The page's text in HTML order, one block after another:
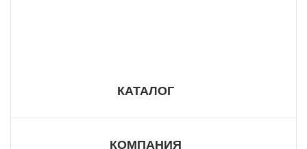
КАТАЛОГ
КОМПАНИЯ